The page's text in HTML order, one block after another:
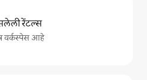
रेंटल्स
वर्कस्पेस आहे